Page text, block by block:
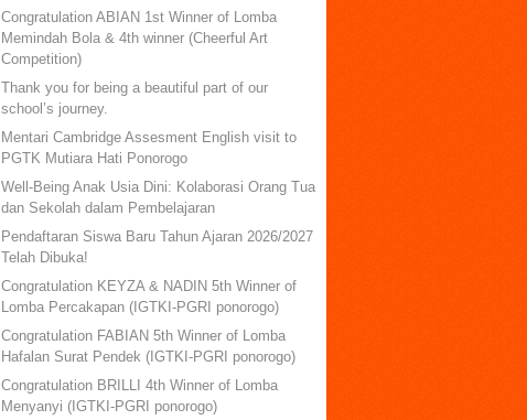
Congratulation ABIAN 1st Winner of Lomba
Memindah Bola & 4th winner (Cheerful Art
Competition)
Thank you for being a beautiful part of our
school’s journey.
Mentari Cambridge Assesment English visit to
PGTK Mutiara Hati Ponorogo
Well-Being Anak Usia Dini: Kolaborasi Orang Tua
dan Sekolah dalam Pembelajaran
Pendaftaran Siswa Baru Tahun Ajaran 2026/2027
Telah Dibuka!
Congratulation KEYZA & NADIN 5th Winner of
Lomba Percakapan (IGTKI-PGRI ponorogo)
Congratulation FABIAN 5th Winner of Lomba
Hafalan Surat Pendek (IGTKI-PGRI ponorogo)
Congratulation BRILLI 4th Winner of Lomba
Menyanyi (IGTKI-PGRI ponorogo)